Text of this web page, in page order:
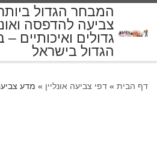
המבחר הגדול
צביעה להדפסה
גדולים ואיכותיים
הגדול בישראל
דף הבית » דפי צביעה אונליין » מדע